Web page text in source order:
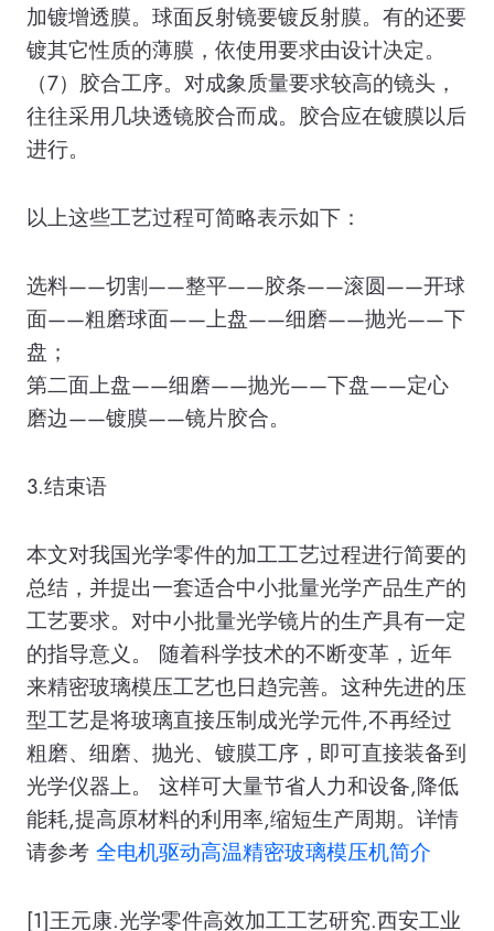
加镀增透膜。球面反射镜要镀反射膜。有的还要
镀其它性质的薄膜，依使用要求由设计决定。
（7）胶合工序。对成象质量要求较高的镜头，
往往采用几块透镜胶合而成。胶合应在镀膜以后
进行。
以上这些工艺过程可简略表示如下：
选料——切割——整平——胶条——滚圆——开球
面——粗磨球面——上盘——细磨——抛光——下
盘；
第二面上盘——细磨——抛光——下盘——定心
磨边——镀膜——镜片胶合。
3.结束语
本文对我国光学零件的加工工艺过程进行简要的
总结，并提出一套适合中小批量光学产品生产的
工艺要求。对中小批量光学镜片的生产具有一定
的指导意义。 随着科学技术的不断变革，近年
来精密玻璃模压工艺也日趋完善。这种先进的压
型工艺是将玻璃直接压制成光学元件,不再经过
粗磨、细磨、抛光、镀膜工序，即可直接装备到
光学仪器上。 这样可大量节省人力和设备,降低
能耗,提高原材料的利用率,缩短生产周期。详情
请参考 全电机驱动高温精密玻璃模压机简介
[1]王元康.光学零件高效加工工艺研究.西安工业